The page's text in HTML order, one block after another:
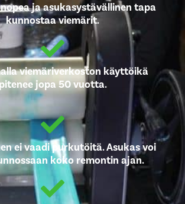
ja asukasystävällinen tapa
kunnostaa viemärit.
viemäriverkoston käyttöikä
pitenee jopa 50 vuotta.
ei vaadi purkutöitä. Asukas voi
koko remontin ajan.